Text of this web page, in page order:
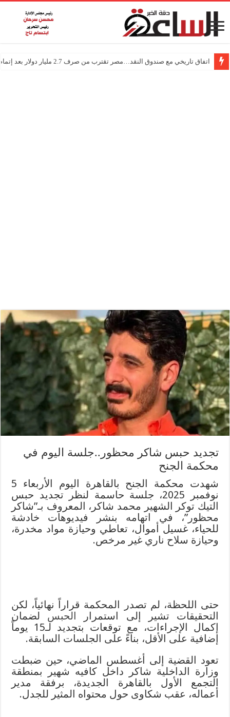
اتفاق تاريخي مع صندوق النقد…مصر تقترب من صرف 2.7 مليار دولار بعد إتمام المراجعتين
تجديد حبس شاكر محظور..جلسة اليوم في
محكمة الجنح
شهدت محكمة الجنح بالقاهرة اليوم الأربعاء 5
نوفمبر 2025، جلسة حاسمة لنظر تجديد حبس
التيك توكر الشهير محمد شاكر، المعروف بـ”شاكر
محظور”، في اتهامه بنشر فيديوهات خادشة
للحياء، غسيل أموال، تعاطي وحيازة مواد مخدرة،
وحيازة سلاح ناري غير مرخص.
حتى اللحظة، لم تصدر المحكمة قراراً نهائياً، لكن
التحقيقات تشير إلى استمرار الحبس لضمان
إكمال الإجراءات، مع توقعات بتجديد لـ15 يوماً
إضافية على الأقل، بناءً على الجلسات السابقة.
تعود القضية إلى أغسطس الماضي، حين ضبطت
وزارة الداخلية شاكر داخل كافيه شهير بمنطقة
التجمع الأول بالقاهرة الجديدة، برفقة مدير
أعماله، عقب شكاوى حول محتواه المثير للجدل.